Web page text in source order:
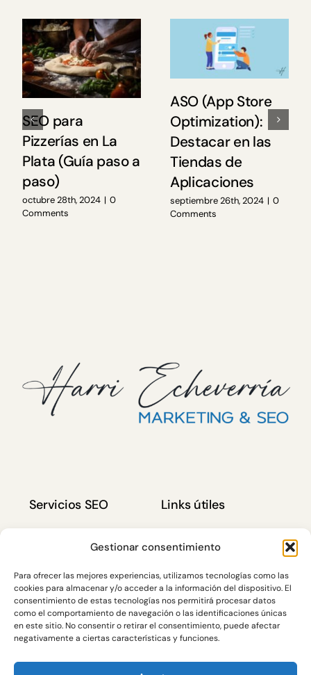
Gestionar consentimiento
Para ofrecer las mejores experiencias, utilizamos tecnologías como las
cookies para almacenar y/o acceder a la información del dispositivo. El
consentimiento de estas tecnologías nos permitirá procesar datos
como el comportamiento de navegación o las identificaciones únicas
en este sitio. No consentir o retirar el consentimiento, puede afectar
negativamente a ciertas características y funciones.
SEO para
Pizzerías en La
Plata (Guía paso a
paso)
octubre 28th, 2024 | 0
Comments
ASO (App Store
Optimization):
Destacar en las
Tiendas de
Aplicaciones
septiembre 26th, 2024 | 0
Comments
Servicios SEO
Auditoría SEO
SEO On Page
SEO Off Page
SEO Local
GEO
Links útiles
Política de Privacidad
Contacto